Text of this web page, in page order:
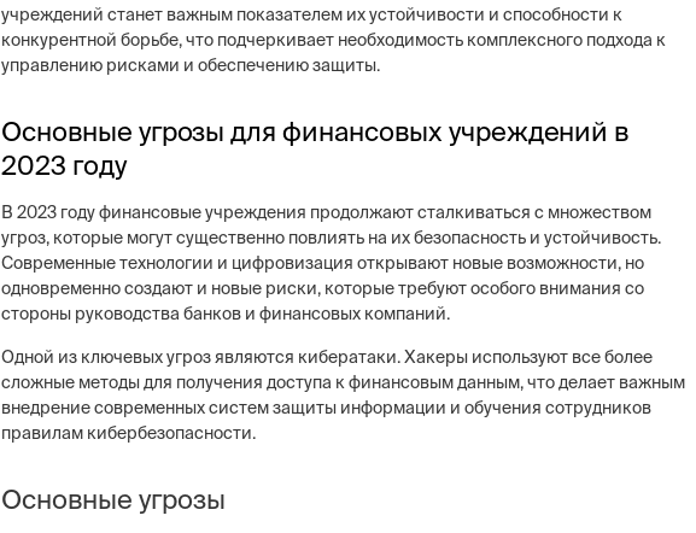
учреждений станет важным показателем их устойчивости и способности к
конкурентной борьбе, что подчеркивает необходимость комплексного подхода к
управлению рисками и обеспечению защиты.
Основные угрозы для финансовых учреждений в
2023 году
В 2023 году финансовые учреждения продолжают сталкиваться с множеством
угроз, которые могут существенно повлиять на их безопасность и устойчивость.
Современные технологии и цифровизация открывают новые возможности, но
одновременно создают и новые риски, которые требуют особого внимания со
стороны руководства банков и финансовых компаний.
Одной из ключевых угроз являются кибератаки. Хакеры используют все более
сложные методы для получения доступа к финансовым данным, что делает важным
внедрение современных систем защиты информации и обучения сотрудников
правилам кибербезопасности.
Основные угрозы